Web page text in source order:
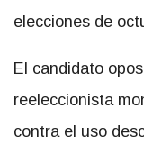
elecciones de
El candidato
reeleccionista
contra el uso